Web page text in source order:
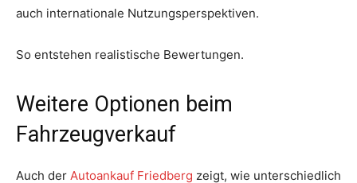
auch internationale Nutzungsperspektiven.
So entstehen realistische Bewertungen.
Weitere Optionen beim
Fahrzeugverkauf
Auch der Autoankauf Friedberg zeigt, wie unterschiedlich